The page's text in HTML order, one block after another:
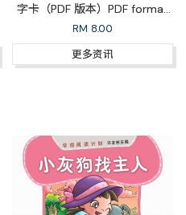
字卡（PDF 版本）PDF format
for 5th 100 Words Flash
Cards
RM 8.00
更多资讯